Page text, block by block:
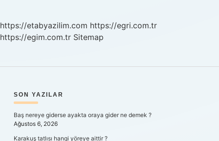
https://etabyazilim.com https://egri.com.tr
https://egim.com.tr Sitemap
SIDEBAR
SON YAZILAR
Baş nereye giderse ayakta oraya gider ne demek ?
Ağustos 6, 2026
Karakuş tatlısı hangi yöreye aittir ?